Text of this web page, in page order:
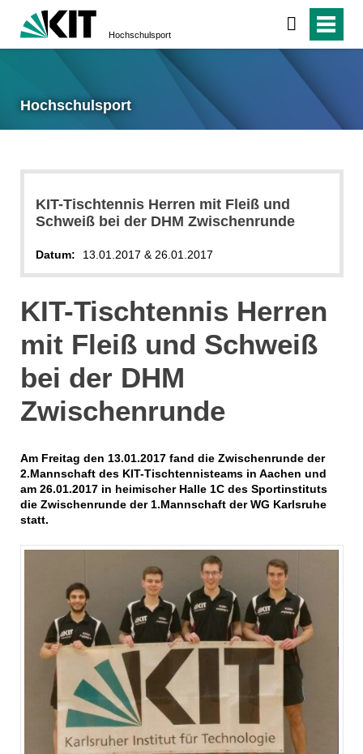
Hochschulsport
Hochschulsport
KIT-Tischtennis Herren mit Fleiß und
Schweiß bei der DHM Zwischenrunde
Datum: 13.01.2017 & 26.01.2017
KIT-Tischtennis Herren
mit Fleiß und Schweiß
bei der DHM
Zwischenrunde
Am Freitag den 13.01.2017 fand die Zwischenrunde der
2.Mannschaft des KIT-Tischtennisteams in Aachen und
am 26.01.2017 in heimischer Halle 1C des Sportinstituts
die Zwischenrunde der 1.Mannschaft der WG Karlsruhe
statt.